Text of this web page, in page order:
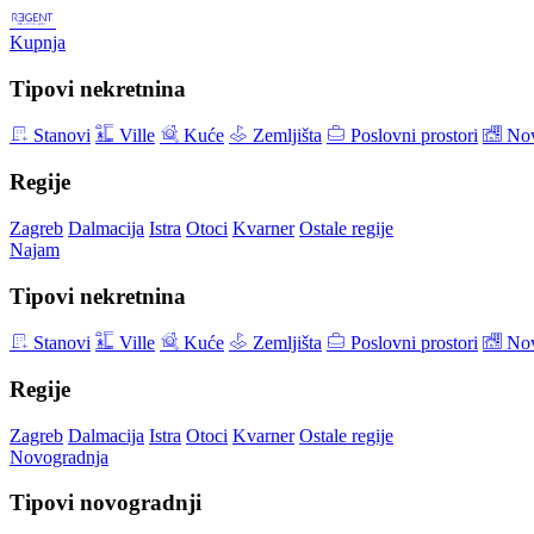
Kupnja
Tipovi nekretnina
Stanovi Ville Kuće Zemljišta Poslovni prostori
Regije
Zagreb Dalmacija Istra Otoci Kvarner Ostale regije
Najam
Tipovi nekretnina
Stanovi Ville Kuće Zemljišta Poslovni prostori
Regije
Zagreb Dalmacija Istra Otoci Kvarner Ostale regije
Novogradnja
Tipovi novogradnji